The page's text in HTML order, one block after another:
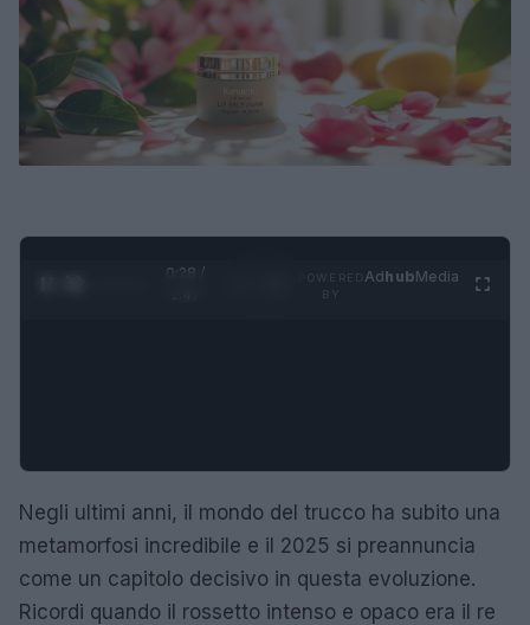
0:29 /
AdhubMedia
Negli ultimi anni, il mondo del trucco ha subito una
metamorfosi incredibile e il 2025 si preannuncia
come un capitolo decisivo in questa evoluzione.
Ricordi quando il rossetto intenso e opaco era il re